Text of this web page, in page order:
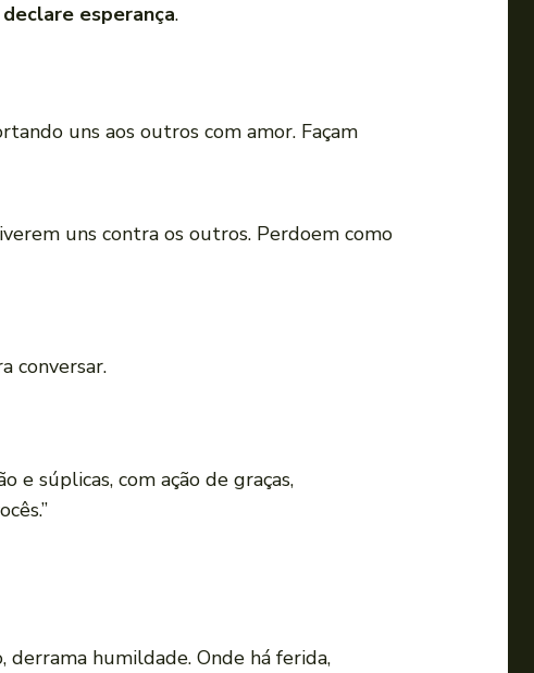
declare esperança.
uns aos outros com amor. Façam
uns contra os outros. Perdoem como
conversar.
e súplicas, com ação de graças,
derrama humildade. Onde há ferida,